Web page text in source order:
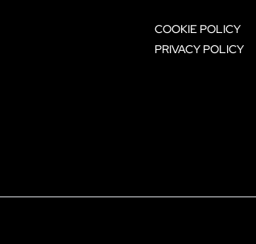
COOKIE POLICY
PRIVACY POLICY